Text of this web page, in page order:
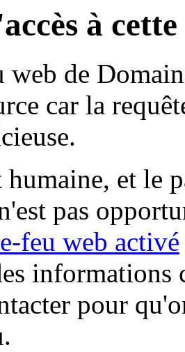
à
web de
car la
et le
pas
feu web activé
informations
pour